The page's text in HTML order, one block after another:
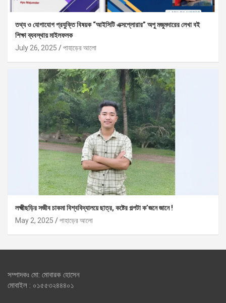
তথ্য ও যোগাযোগ প্রযুক্তি বিষয়ক “আইসিটি এক্সপ্লোরার” অপু মজুমদারের লেখা বই
শিক্ষা ব্যবস্থায় মাইলফলক
July 26, 2025
পাহাড়ের আলো
লক্ষ্মীছড়ির সজীব চাকমা বিশ্ববিদ্যালয়ে ছাত্র, কষ্টের গল্পটা ক’জনে জানে !
May 2, 2025
পাহাড়ের আলো
সম্পাদকঃ মো: মোবারক হোসেন
মোবাইল : ০১৫৫৩২৪৪৪০১